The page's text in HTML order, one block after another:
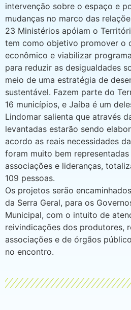
intervenção sobre o espaço e
mudanças no marco das
23 Ministérios apóiam o
tem como objetivo promover o
econômico e viabilizar
para reduzir as desigualdades
meio de uma estratégia de
sustentável. Fazem parte do
16 municípios, e Jaíba é um
Lindomar salienta que através
levantadas estarão sendo
acordo as reais necessidades
foram muito bem
associações e lideranças,
109 pessoas.
Os projetos serão
da Serra Geral, para os
Municipal, com o intuito de
reivindicações dos produtores,
associações e de órgãos
no encontro.